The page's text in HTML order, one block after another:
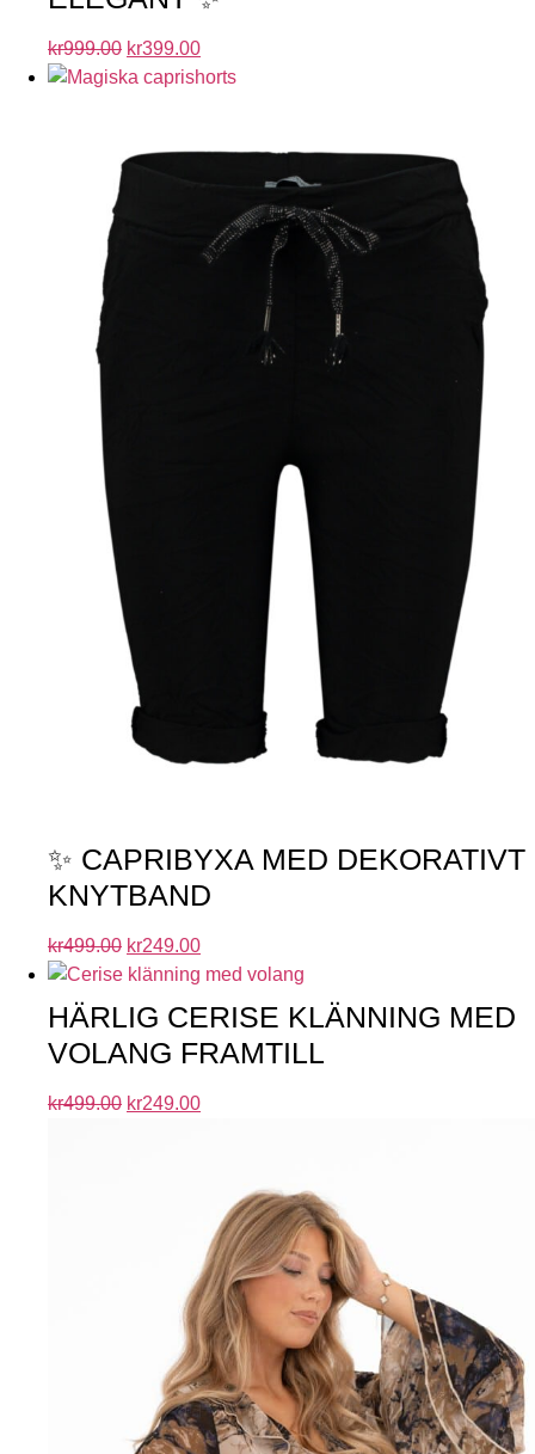
kr999.00 kr399.00
✨ CAPRIBYXA MED DEKORATIVT
KNYTBAND
kr499.00 kr249.00
HÄRLIG CERISE KLÄNNING MED
VOLANG FRAMTILL
kr499.00 kr249.00